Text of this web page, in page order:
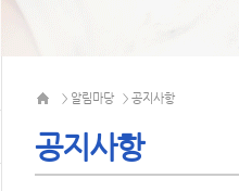
> 알림마당 > 공지사항
공지사항